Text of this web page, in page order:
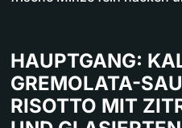
HAUPTGANG:
GREMOLATA-
RISOTTO MIT